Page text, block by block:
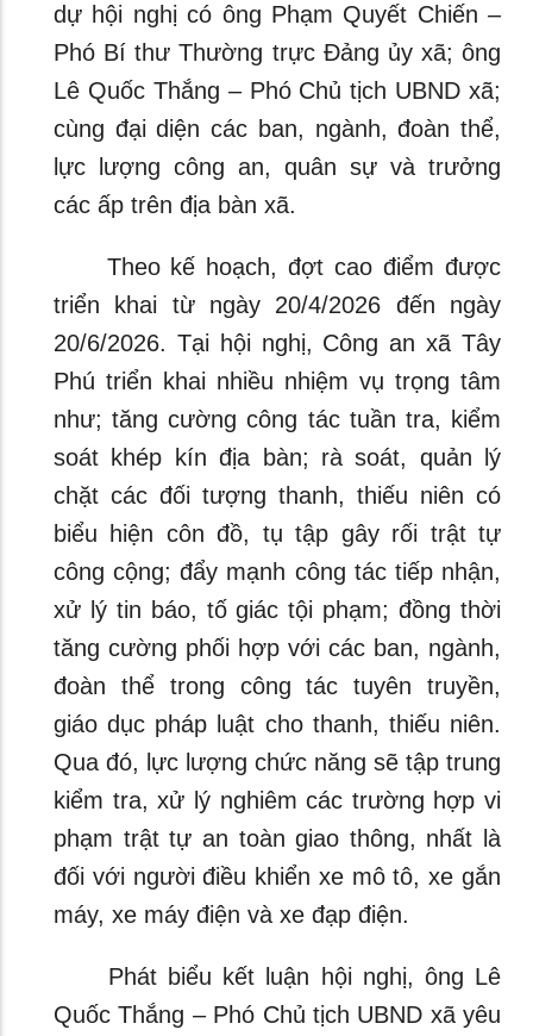
dự hội nghị có ông Phạm Quyết Chiến –
Phó Bí thư Thường trực Đảng ủy xã; ông
Lê Quốc Thắng – Phó Chủ tịch UBND xã;
cùng đại diện các ban, ngành, đoàn thể,
lực lượng công an, quân sự và trưởng
các ấp trên địa bàn xã.
Theo kế hoạch, đợt cao điểm được
triển khai từ ngày 20/4/2026 đến ngày
20/6/2026. Tại hội nghị, Công an xã Tây
Phú triển khai nhiều nhiệm vụ trọng tâm
như; tăng cường công tác tuần tra, kiểm
soát khép kín địa bàn; rà soát, quản lý
chặt các đối tượng thanh, thiếu niên có
biểu hiện côn đồ, tụ tập gây rối trật tự
công cộng; đẩy mạnh công tác tiếp nhận,
xử lý tin báo, tố giác tội phạm; đồng thời
tăng cường phối hợp với các ban, ngành,
đoàn thể trong công tác tuyên truyền,
giáo dục pháp luật cho thanh, thiếu niên.
Qua đó, lực lượng chức năng sẽ tập trung
kiểm tra, xử lý nghiêm các trường hợp vi
phạm trật tự an toàn giao thông, nhất là
đối với người điều khiển xe mô tô, xe gắn
máy, xe máy điện và xe đạp điện.
Phát biểu kết luận hội nghị, ông Lê
Quốc Thắng – Phó Chủ tịch UBND xã yêu